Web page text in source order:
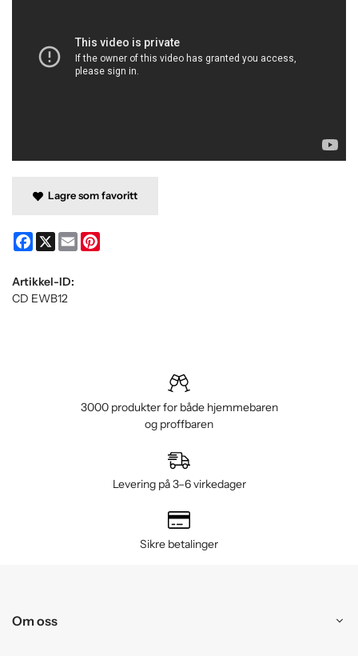
Lagre som favoritt
Facebook
X Email
Artikkel-ID:
CD EWB12
3000 produkter for både hjemmebaren
og proffbaren
Levering på 3–6 virkedager
Sikre betalinger
Om oss